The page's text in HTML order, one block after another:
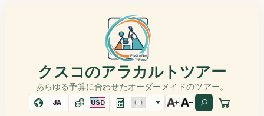
クスコのアラカルトツアー
あらゆる予算に合わせたオーダーメイドのツアー。
JA USD